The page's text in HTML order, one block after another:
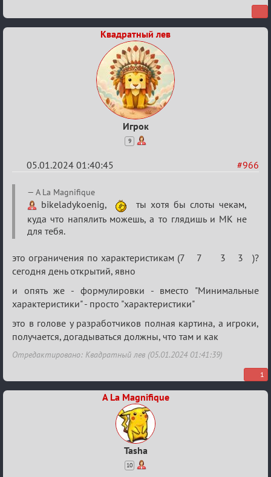
Квадратный лев
Игрок
9
#966
05.01.2024 01:40:45
Re:
Сумрак
нововведения
A La Magnifique
bikeladykoenig,
ты хотя бы слоты чекам,
куда что напялить можешь, а то глядишь и МК не
для тебя.
это ограничения по характеристикам (7 7 3 3 )?
сегодня день открытий, явно
и опять же - формулировки - вместо "Минимальные
характеристики" - просто "характеристики"
это в голове у разработчиков полная картина, а игроки,
получается, догадываться должны, что там и как
Отредактировано: Квадратный лев (05.01.2024 01:41:39)
1
A La Magnifique
Tasha
10